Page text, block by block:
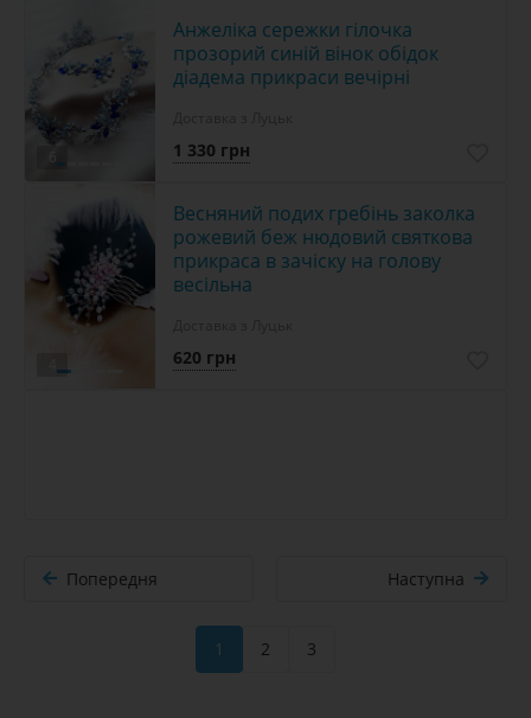
Анжеліка сережки гілочка
прозорий синій вінок обідок
діадема прикраси вечірні
1 330 грн
Весняний подих гребінь заколка
рожевий беж нюдовий святкова
прикраса в зачіску на голову
весільна
620 грн
Попередня Наступна
1 2 3